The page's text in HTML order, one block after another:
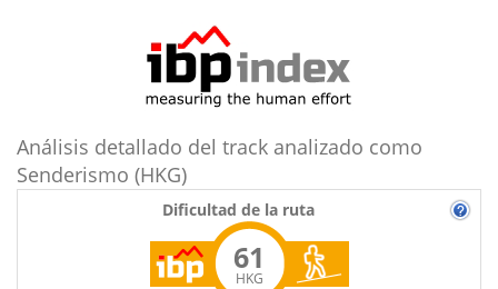
Análisis detallado del track analizado como
Senderismo (HKG)
Dificultad de la ruta
61
HKG